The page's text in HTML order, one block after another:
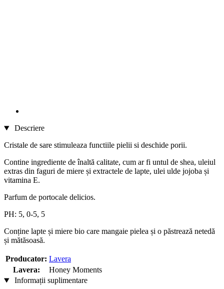
Descriere
Cristale de sare stimuleaza functiile pielii si deschide porii.
Contine ingrediente de înaltă calitate, cum ar fi untul de shea, uleiul
extras din faguri de miere și extractele de lapte, ulei ulde jojoba și
vitamina E.
Parfum de portocale delicios.
PH: 5, 0-5, 5
Conține lapte și miere bio care mangaie pielea și o păstrează netedă
și mătăsoasă.
Producator: Lavera
Lavera:
Honey Moments
Informații suplimentare